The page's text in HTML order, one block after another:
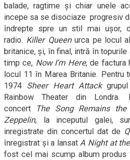
balade, ragtimeși chiar unele
incepe sa se disociaze progresiv
îndrepte spre un stil mai ușor,
radio. Killer Queenurca pe locul
britanice,și, în final, intră în
timp ce, Now I’m Here,de factura
locul 11în Marea Britanie. Pentru
1974 Sheer Heart Attack
Rainbow Theater din Londra.
concert
The Song Remains the
Zeppelin, la inceputul galei,
inregistrate din concertul dat de
înregistrat și a lansatA Night at
fost cel mai scump album produs